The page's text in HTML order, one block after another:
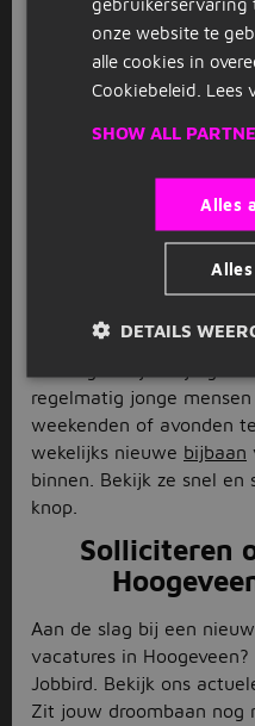
techniek, natuur en
het tussen de vacatures
Op zoek naar
Wil je werken voor een
niet te veel dat je geen
bijvoorbeeld je studie, je
verantwoordelijkheden?
zowel supermarkten en
regelmatig jonge
weekenden of avonden
wekelijks nieuwe bijbaan
binnen. Bekijk ze snel
knop.
Solliciteren
Aan de slag bij een
vacatures in
Jobbird. Bekijk ons
Zit jouw droombaan nog
onze website te
alle cookies in
Cookiebeleid. Lees
SHOW ALL
Alles
DETAILS